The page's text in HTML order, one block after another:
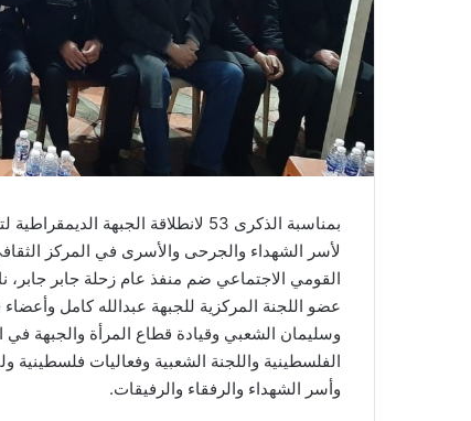
بمناسبة الذكرى 53 لانطلاقة الجبهة
لأسر الشهداء والجرحى والأسرى في المركز
القومي الاجتماعي ضم منفذ عام زحلة جابر
عضو اللجنة المركزية للجبهة عبدالله كامل
وسليمان الشعبي وقيادة قطاع المرأة والجبهة في
الفلسطينية واللجنة الشعبية وفعاليات فلسطينية
وأسر الشهداء والرفقاء والرفيقات.